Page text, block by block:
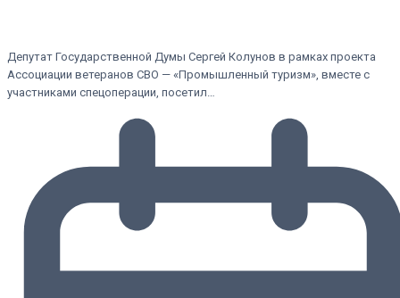
Депутат Государственной Думы Сергей Колунов в рамках проекта
Ассоциации ветеранов СВО — «Промышленный туризм», вместе с
участниками спецоперации, посетил…